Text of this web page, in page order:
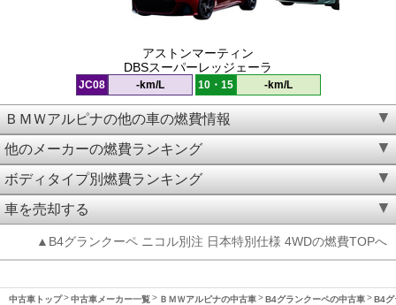
アストンマーティン
DBSスーパーレッジェーラ
JC08 -km/L 10・15 -km/L
ＢＭＷアルピナの他の車の燃費情報
他のメーカーの燃費ランキング
ボディタイプ別燃費ランキング
車を売却する
▲B4グランクーペ ニコル別注 日本特別仕様 4WDの燃費TOPへ
中古車トップ 中古車メーカー一覧 ＢＭＷアルピナの中古車 B4グランクーペの中古車 B4グ